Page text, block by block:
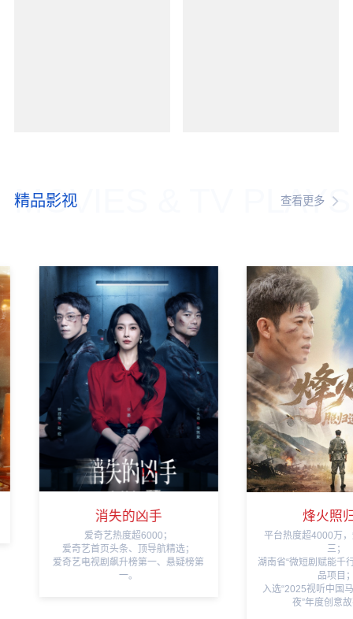
MOVIES & TV PLAYS
精品影视 查看更多
消失的凶手
爱奇艺热度超6000；
爱奇艺首页头条、顶导航精选；
爱奇艺电视剧飙升榜第一、悬疑榜第
烽火照归途
平台热度超4000万，短剧飙
湖南省“微短剧赋能千行百业”
品项目；
入选“2025视听中国马栏山
夜”年度创意故事榜。